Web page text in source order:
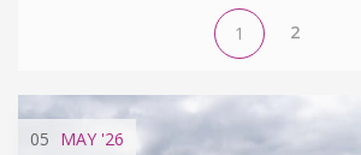
1 2
05 MAY '26